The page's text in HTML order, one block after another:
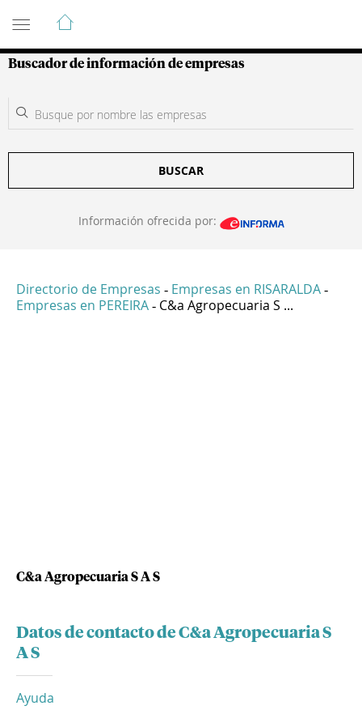
Guía de Empresas Colombianas
Buscador de información de empresas
BUSCAR
Información ofrecida por:
Directorio de Empresas - Empresas en RISARALDA -
Empresas en PEREIRA - C&a Agropecuaria S ...
C&a Agropecuaria S A S
Datos de contacto de C&a Agropecuaria S
A S
Ayuda